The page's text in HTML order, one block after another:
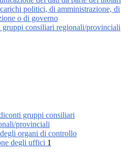
politici, di amministrazione, di
o di governo
gruppi consiliari regionali/provinciali
gruppi consiliari
provinciali
organi di controllo
degli uffici 1